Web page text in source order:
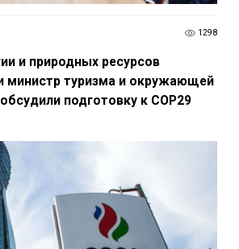
1298
и природных ресурсов
министр туризма и окружающей
подготовку к COP29